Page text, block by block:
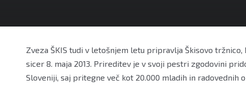
Zveza ŠKIS tudi v letošnjem letu pripravlja Škisovo
sicer 8. maja 2013. Prireditev je v svoji pestri zgodovini
Sloveniji, saj pritegne več kot 20.000 mladih in radovednih